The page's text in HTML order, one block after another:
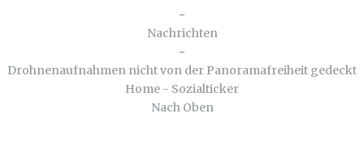
-
Nachrichten
-
Drohnenaufnahmen nicht von der Panoramafreiheit gedeckt
Home - Sozialticker
Nach Oben